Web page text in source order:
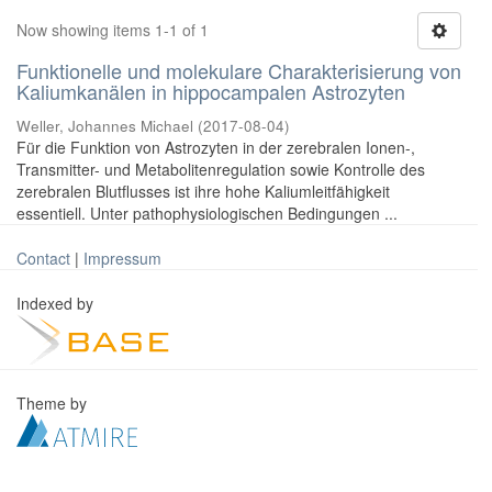
Now showing items 1-1 of 1
Funktionelle und molekulare Charakterisierung von
Kaliumkanälen in hippocampalen Astrozyten
Weller, Johannes Michael (2017-08-04)
Für die Funktion von Astrozyten in der zerebralen Ionen-,
Transmitter- und Metabolitenregulation sowie Kontrolle des
zerebralen Blutflusses ist ihre hohe Kaliumleitfähigkeit
essentiell. Unter pathophysiologischen Bedingungen ...
Contact | Impressum
Indexed by
Theme by